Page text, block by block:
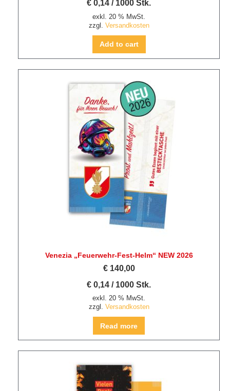
€ 0,14 / 1000 Stk.
exkl. 20 % MwSt.
zzgl. Versandkosten
Add to cart
Venezia „Feuerwehr-Fest-Helm“ NEW 2026
€140,00
€ 0,14 / 1000 Stk.
exkl. 20 % MwSt.
zzgl. Versandkosten
Read more